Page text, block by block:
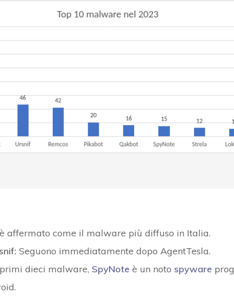
affermato come il malware più diffuso in Italia.
Seguono immediatamente dopo AgentTesla.
dieci malware, SpyNote è un noto spyware